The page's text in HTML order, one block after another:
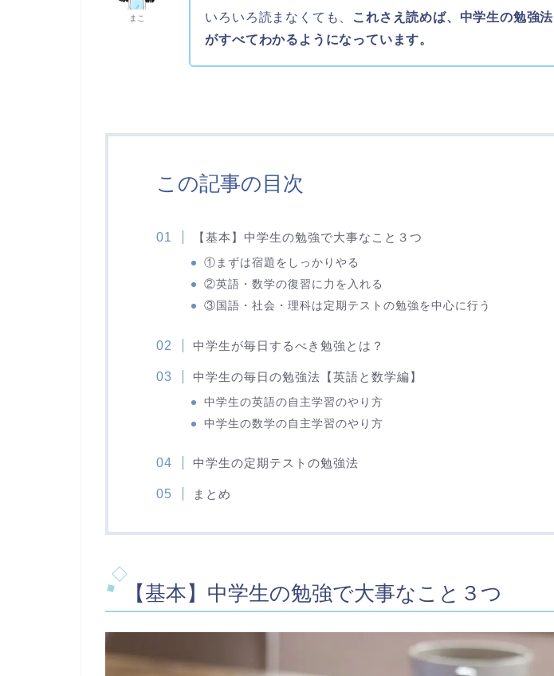
まこ いろいろ読まなくても、
これさえ読めば、中学生の勉強法
がすべてわかるようになっています。
この記事の目次
【基本】中学生の勉強で大事なこと３つ
①まずは宿題をしっかりやる
②英語・数学の復習に力を入れる
③国語・社会・理科は定期テストの勉強を中心に行う
中学生が毎日するべき勉強とは？
中学生の毎日の勉強法【英語と数学編】
中学生の英語の自主学習のやり方
中学生の数学の自主学習のやり方
中学生の定期テストの勉強法
まとめ
【基本】中学生の勉強で大事なこと３つ